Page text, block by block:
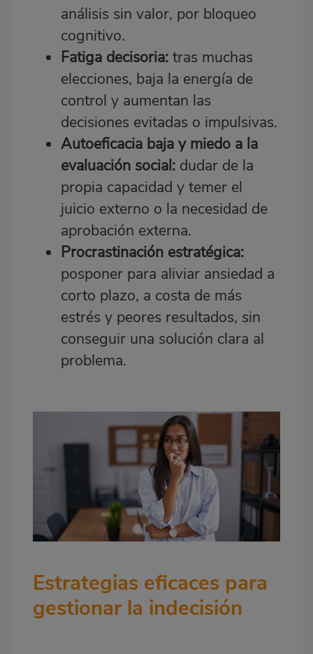
análisis sin valor, por bloqueo
cognitivo.
Fatiga decisoria: tras muchas
elecciones, baja la energía de
control y aumentan las
decisiones evitadas o impulsivas.
Autoeficacia baja y miedo a la
evaluación social: dudar de la
propia capacidad y temer el
juicio externo o la necesidad de
aprobación externa.
Procrastinación estratégica:
posponer para aliviar ansiedad a
corto plazo, a costa de más
estrés y peores resultados, sin
conseguir una solución clara al
problema.
Estrategias eficaces para
gestionar la indecisión